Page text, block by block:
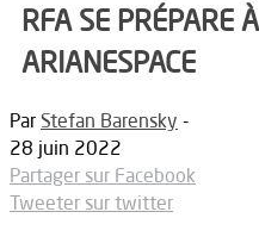
RFA SE PRÉPARE
ARIANESPACE
Par Stefan Barensky -
28 juin 2022
Partager sur Facebook
Tweeter sur twitter